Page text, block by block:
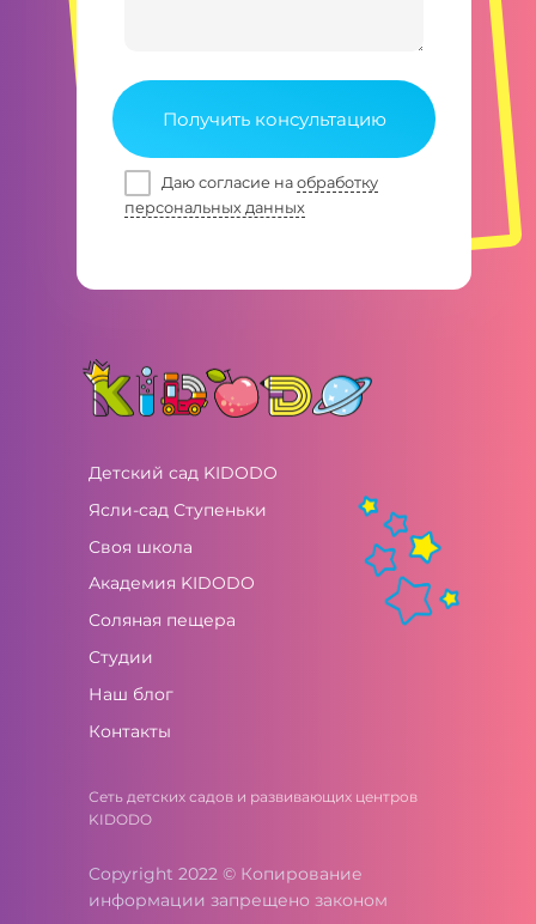
Получить консультацию
Даю согласие на обработку
персональных данных
Детский сад KIDODO
Ясли-сад Ступеньки
Своя школа
Академия KIDODO
Соляная пещера
Студии
Наш блог
Контакты
Сеть детских садов и развивающих центров
KIDODO
Copyright 2022 © Копирование
информации запрещено законом